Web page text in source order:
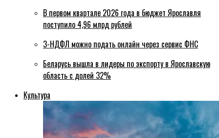
В первом квартале 2026 года в бюджет Ярославля
поступило 4,96 млрд рублей
3-НДФЛ можно подать онлайн через сервис ФНС
Беларусь вышла в лидеры по экспорту в Ярославскую
область с долей 32%
Культура